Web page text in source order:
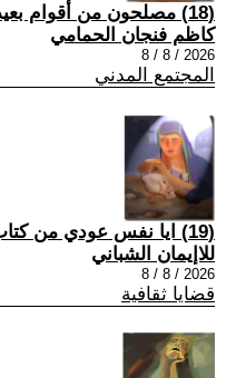
(18) مصلحون من أقوام بعيدة
كاظم فنجان الحمامي
2026 / 8 / 8
المجتمع المدني
(19) ايا نفس عودي من كتاب(انثى من زمن آخر)
للاإيمان الشباني
2026 / 8 / 8
قضايا ثقافية